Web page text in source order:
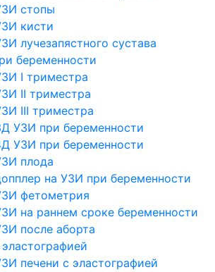
стопы
кисти
лучезапястного сустава
беременности
I триместра
II триместра
III триместра
УЗИ при беременности
УЗИ при беременности
плода
на УЗИ при беременности
фетометрия
на раннем сроке беременности
после аборта
печени с эластографией